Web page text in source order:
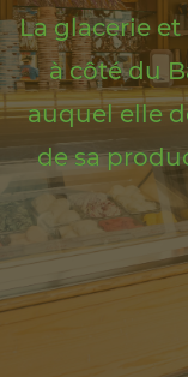
La glacerie
à côté du
auquel elle
de sa